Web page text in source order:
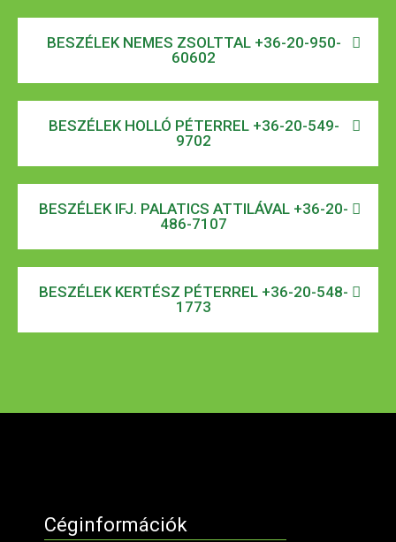
BESZÉLEK NEMES ZSOLTTAL +36-20-950-
60602
BESZÉLEK HOLLÓ PÉTERREL +36-20-549-
9702
BESZÉLEK IFJ. PALATICS ATTILÁVAL +36-20-
486-7107
BESZÉLEK KERTÉSZ PÉTERREL +36-20-548-
1773
Céginformációk